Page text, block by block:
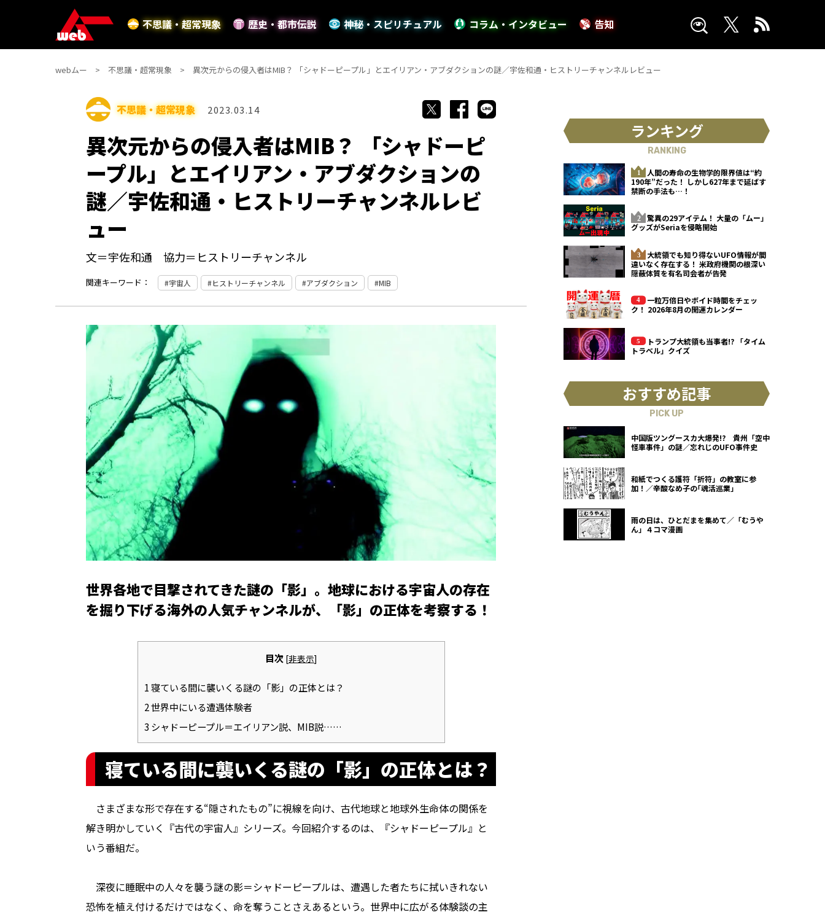
不思議・超常現象 歴史・都市伝説 神秘・スピリチュアル コラム・インタビュー 告知
webムー 不思議・超常現象 異次元からの侵入者はMIB？ 「シャドーピープル」とエイリアン・アブダクションの謎／宇佐和通・ヒストリーチャンネルレビュー
不思議・超常現象 2023.03.14
異次元からの侵入者はMIB？ 「シャドーピ
ープル」とエイリアン・アブダクションの
謎／宇佐和通・ヒストリーチャンネルレビ
ュー
文＝宇佐和通 協力＝ヒストリーチャンネル
関連キーワード： 宇宙人 ヒストリーチャンネル アブダクション MIB
世界各地で目撃されてきた謎の「影」。地球における宇宙人の存在
を掘り下げる海外の人気チャンネルが、「影」の正体を考察する！
目次 [非表示]
1寝ている間に襲いくる謎の「影」の正体とは？
2世界中にいる遭遇体験者
3 シャドーピープル＝エイリアン説、MIB説……
寝ている間に襲いくる謎の「影」の正体とは？
さまざまな形で存在する“隠されたもの”に視線を向け、古代地球と地球外生命体の関係を
解き明かしていく『古代の宇宙人』シリーズ。今回紹介するのは、『シャドーピープル』と
いう番組だ。
深夜に睡眠中の人々を襲う謎の影＝シャドーピープルは、遭遇した者たちに拭いきれない
恐怖を植え付けるだけではなく、命を奪うことさえあるという。世界中に広がる体験談の主
ランキング
RANKING
人間の寿命の生物学的限界値は“約
190年”だった！ しかし627年まで延ばす
禁断の手法も…！
驚異の29アイテム！ 大量の「ムー」
グッズがSeriaを侵略開始
大統領でも知り得ないUFO情報が間
違いなく存在する！ 米政府機関の根深い
隠蔽体質を有名司会者が告発
一粒万倍日やボイド時間をチェッ
ク！ 2026年8月の開運カレンダー
トランプ大統領も当事者!? 「タイム
トラベル」クイズ
おすすめ記事
PICK UP
中国版ツングースカ大爆発!? 貴州「空中
怪車事件」の謎／忘れじのUFO事件史
和紙でつくる護符「折符」の教室に参
加！／辛酸なめ子の｢魂活巡業｣
雨の日は、ひとだまを集めて／「むうや
ん」４コマ漫画